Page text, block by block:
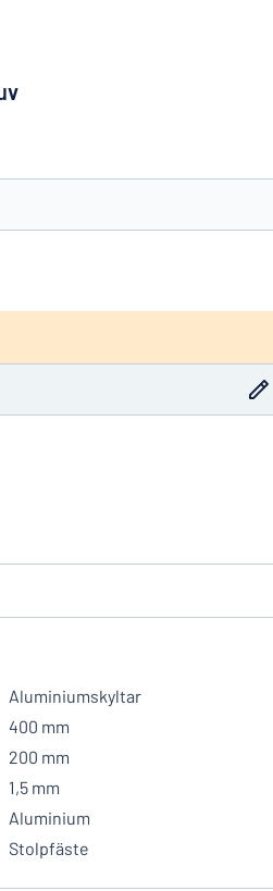
du inte det du söker?
Aluminiumskyltar
400 mm
200 mm
1,5 mm
Aluminium
Stolpfäste